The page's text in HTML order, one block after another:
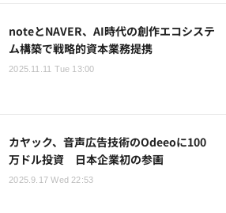
noteとNAVER、AI時代の創作エコシステ
ム構築で戦略的資本業務提携
2025.11.11 Tue 13:00
カヤック、音声広告技術のOdeeoに100
万ドル投資 日本企業初の参画
2025.9.17 Wed 22:53